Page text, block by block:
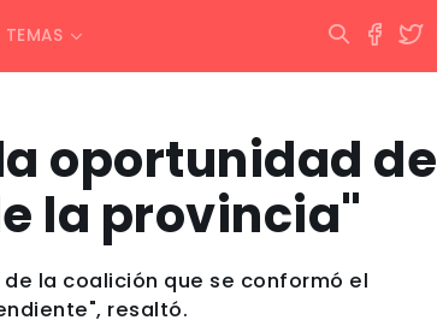
TEMAS
oportunidad de
la provincia"
la coalición que se conformó el
resaltó.